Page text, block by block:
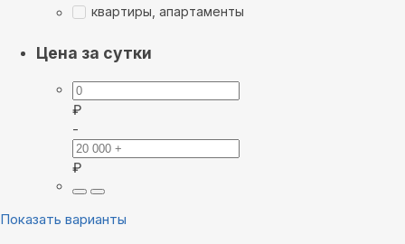
квартиры, апартаменты
Цена за сутки
₽
-
₽
Показать варианты